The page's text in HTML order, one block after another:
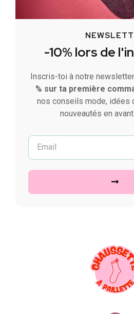
-10% lors de
Inscris-toi à notre
% sur ta première
nos conseils mode, idées
nouveautés en